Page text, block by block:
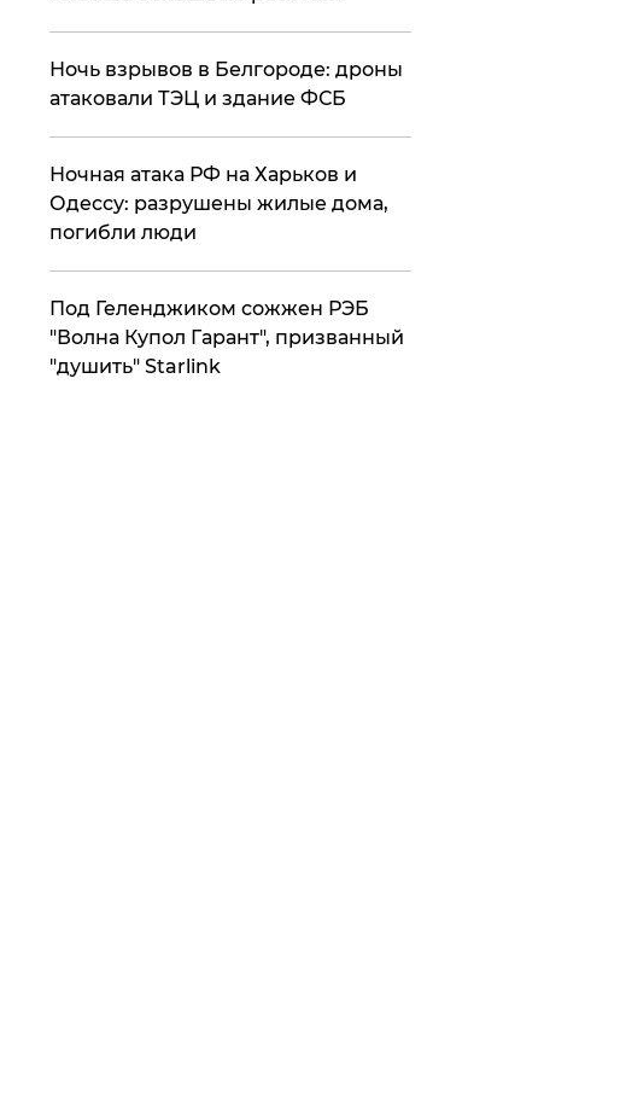
​Ночь взрывов в Белгороде: дроны
атаковали ТЭЦ и здание ФСБ
​Ночная атака РФ на Харьков и
Одессу: разрушены жилые дома,
погибли люди
Под Геленджиком сожжен РЭБ
"Волна Купол Гарант", призванный
"душить" Starlink